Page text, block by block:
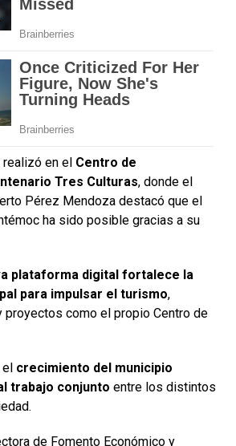
en el Centro de
Tres Culturas, donde el
Pérez Mendoza destacó que el
ha sido posible gracias a su
plataforma digital fortalece la
para impulsar el turismo,
proyectos como el propio Centro de
el crecimiento del municipio
trabajo conjunto entre los distintos
de Fomento Económico y